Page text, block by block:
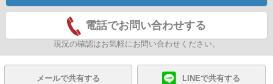
電話でお問い合わせする
現況の確認はお気軽にお問い合わせください。
メールで共有する LINEで共有する